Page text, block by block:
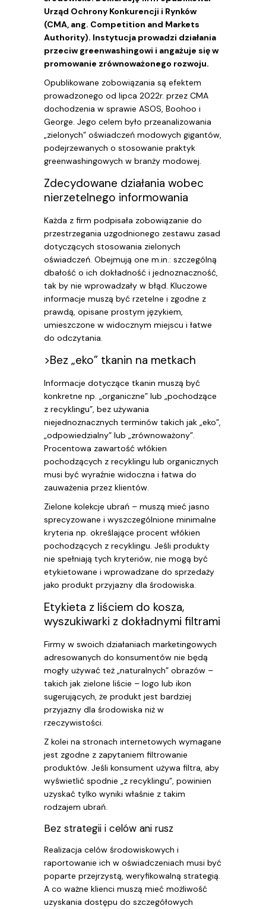
Urząd Ochrony Konkurencji i Rynków
(CMA, ang. Competition and Markets
Authority). Instytucja prowadzi działania
przeciw greenwashingowi i angażuje się w
promowanie zrównoważonego rozwoju.
Opublikowane zobowiązania są efektem
prowadzonego od lipca 2022r. przez CMA
dochodzenia w sprawie ASOS, Boohoo i
George. Jego celem było przeanalizowania
„zielonych” oświadczeń modowych gigantów,
podejrzewanych o stosowanie praktyk
greenwashingowych w branży modowej.
Zdecydowane działania wobec
nierzetelnego informowania
Każda z firm podpisała zobowiązanie do
przestrzegania uzgodnionego zestawu zasad
dotyczących stosowania zielonych
oświadczeń. Obejmują one m.in.: szczególną
dbałość o ich dokładność i jednoznaczność,
tak by nie wprowadzały w błąd. Kluczowe
informacje muszą być rzetelne i zgodne z
prawdą, opisane prostym językiem,
umieszczone w widocznym miejscu i łatwe
do odczytania.
>Bez „eko” tkanin na metkach
Informacje dotyczące tkanin muszą być
konkretne np. „organiczne” lub „pochodzące
z recyklingu”, bez używania
niejednoznacznych terminów takich jak „eko”,
„odpowiedzialny” lub „zrównoważony”.
Procentowa zawartość włókien
pochodzących z recyklingu lub organicznych
musi być wyraźnie widoczna i łatwa do
zauważenia przez klientów.
Zielone kolekcje ubrań – muszą mieć jasno
sprecyzowane i wyszczególnione minimalne
kryteria np. określające procent włókien
pochodzących z recyklingu. Jeśli produkty
nie spełniają tych kryteriów, nie mogą być
etykietowane i wprowadzane do sprzedaży
jako produkt przyjazny dla środowiska.
Etykieta z liściem do kosza,
wyszukiwarki z dokładnymi filtrami
Firmy w swoich działaniach marketingowych
adresowanych do konsumentów nie będą
mogły używać też „naturalnych” obrazów –
takich jak zielone liście – logo lub ikon
sugerujących, że produkt jest bardziej
przyjazny dla środowiska niż w
rzeczywistości.
Z kolei na stronach internetowych wymagane
jest zgodne z zapytaniem filtrowanie
produktów. Jeśli konsument używa filtra, aby
wyświetlić spodnie „z recyklingu”, powinien
uzyskać tylko wyniki właśnie z takim
rodzajem ubrań.
Bez strategii i celów ani rusz
Realizacja celów środowiskowych i
raportowanie ich w oświadczeniach musi być
poparte przejrzystą, weryfikowalną strategią.
A co ważne klienci muszą mieć możliwość
uzyskania dostępu do szczegółowych